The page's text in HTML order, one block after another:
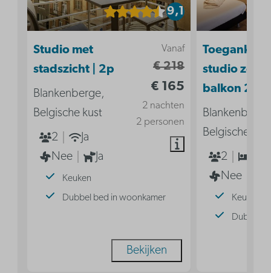
9,1
Vanaf
€ 218
€ 165
2 nachten
2 personen
Studio met
stadszicht | 2p
Blankenberge,
Belgische kust
2
Ja
Nee
Ja
Keuken
Dubbel bed in woonkamer
Bekijken
studio
balkon 2p
Belgische
2
Nee
Keuken
Dubbel